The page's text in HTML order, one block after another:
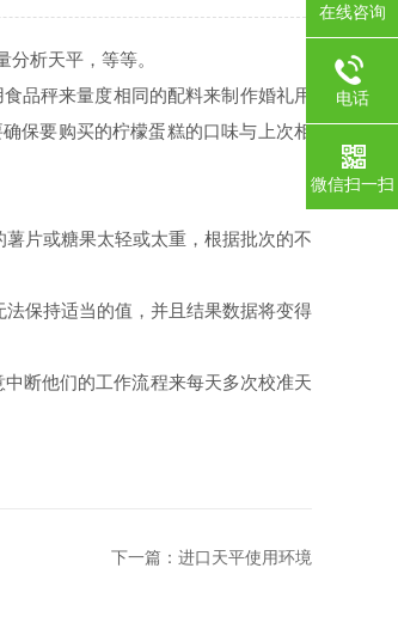
析天平，等等。
品秤来量度相同的配料来制作婚礼用
保要购买的柠檬蛋糕的口味与上次相
片或糖果太轻或太重，根据批次的不
保持适当的值，并且结果数据将变得
断他们的工作流程来每天多次校准天
下一篇： 进口天平使用环境
在线咨询
电话
微信扫一扫